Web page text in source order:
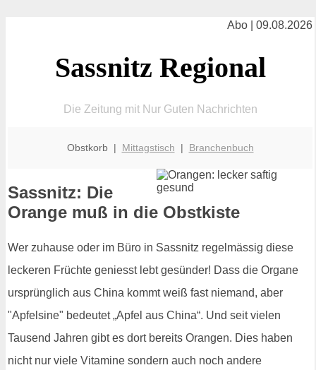
Abo | 09.08.2026
Sassnitz Regional
Die Zeitung mit Nur Guten Nachrichten
Obstkorb | Mittagstisch | Branchenbuch
Sassnitz: Die
Orange muß in die Obstkiste
Wer zuhause oder im Büro in Sassnitz regelmässig diese
leckeren Früchte geniesst lebt gesünder! Dass die Organe
ursprünglich aus China kommt weiß fast niemand, aber
"Apfelsine" bedeutet „Apfel aus China“. Und seit vielen
Tausend Jahren gibt es dort bereits Orangen. Dies haben
nicht nur viele Vitamine sondern auch noch andere